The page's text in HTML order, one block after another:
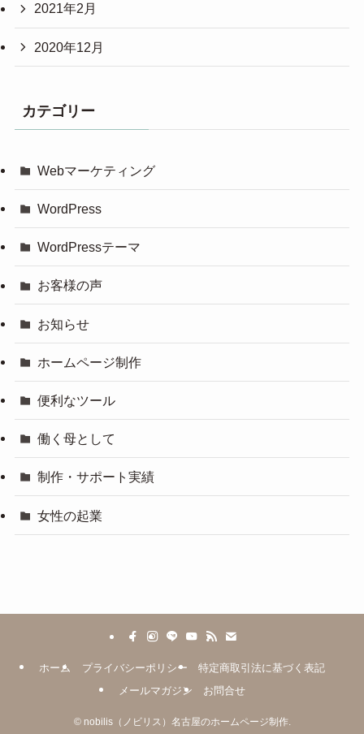
2021年2月
2020年12月
カテゴリー
Webマーケティング
WordPress
WordPressテーマ
お客様の声
お知らせ
ホームページ制作
便利なツール
働く母として
制作・サポート実績
女性の起業
ホーム プライバシーポリシー
特定商取引法に基づく表記
メールマガジン
お問合せ
©nobilis（ノビリス）名古屋のホームページ制作.